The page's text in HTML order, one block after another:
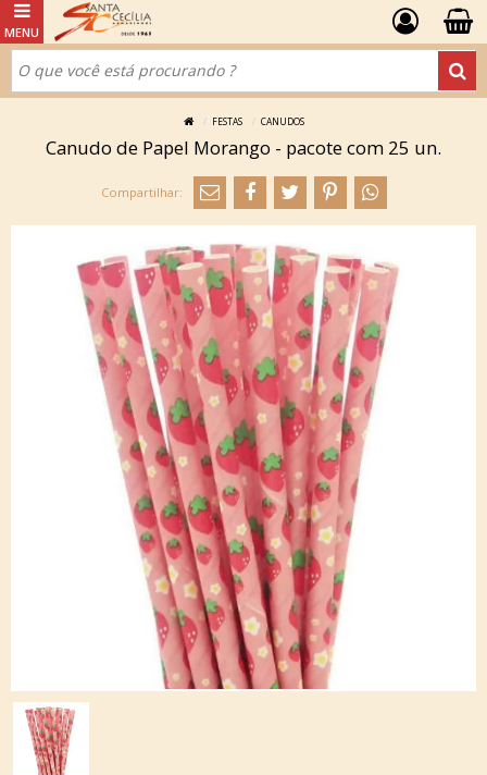
FESTAS CANUDOS
Canudo de Papel Morango - pacote com 25 un.